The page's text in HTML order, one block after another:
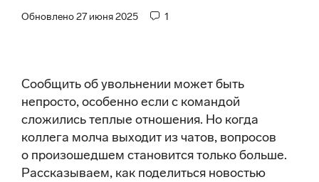
Обновлено 27 июня 2025 1
Сообщить об увольнении может быть
непросто, особенно если с командой
сложились теплые отношения. Но когда
коллега молча выходит из чатов, вопросов
о произошедшем становится только больше.
Рассказываем, как поделиться новостью